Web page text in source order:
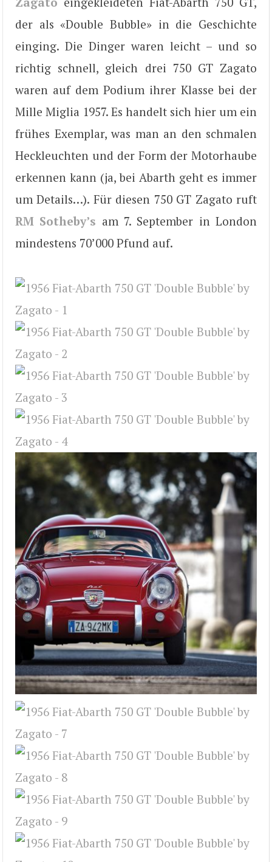
der als «Double Bubble» in die Geschichte
einging. Die Dinger waren leicht – und so
richtig schnell, gleich drei 750 GT Zagato
waren auf dem Podium ihrer Klasse bei der
Mille Miglia 1957. Es handelt sich hier um ein
frühes Exemplar, was man an den schmalen
Heckleuchten und der Form der Motorhaube
erkennen kann (ja, bei Abarth geht es immer
um Details…). Für diesen 750 GT Zagato ruft
RM Sotheby’s am 7. September in London
mindestens 70’000 Pfund auf.